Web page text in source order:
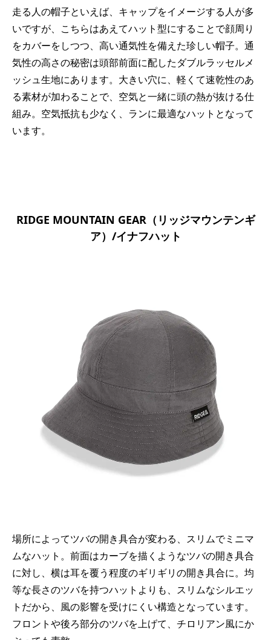
走る人の帽子といえば、キャップをイメージする人が多
いですが、こちらはあえてハット型にすることで顔周り
をカバーをしつつ、高い通気性を備えた珍しい帽子。通
気性の高さの秘密は頭部前面に配したダブルラッセルメ
ッシュ生地にあります。大きい穴に、軽くて速乾性のあ
る素材が加わることで、空気と一緒に頭の熱が抜ける仕
組み。空気抵抗も少なく、ランに最適なハットとなって
います。
RIDGE MOUNTAIN GEAR（リッジマウンテンギ
ア）/イナフハット
場所によってツバの開き具合が変わる、スリムでミニマ
ムなハット。前面はカーブを描くようなツバの開き具合
に対し、横は耳を覆う程度のギリギリの開き具合に。均
等な長さのツバを持つハットよりも、スリムなシルエッ
トだから、風の影響を受けにくい構造となっています。
フロントや後ろ部分のツバを上げて、チロリアン風にか